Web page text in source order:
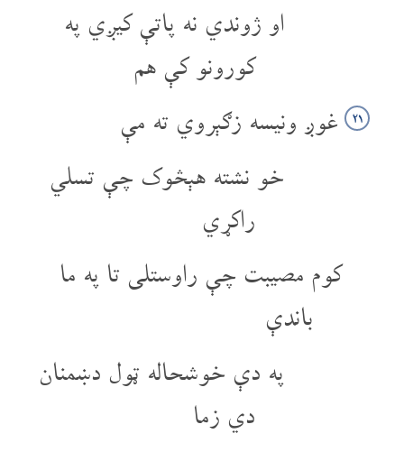
او ژوندي نه پاتې کیږي په
کورونو کې هم
۲۱ غوږ ونیسه زګېروي ته مې
خو نشته هېڅوک چې تسلي
راکړي
کوم مصیبت چې راوستلی تا په ما
باندې
په دې خوشحاله ټول دښمنان
دي زما